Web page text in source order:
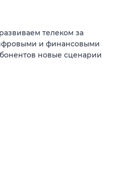
телеком за
и финансовыми
новые сценарии